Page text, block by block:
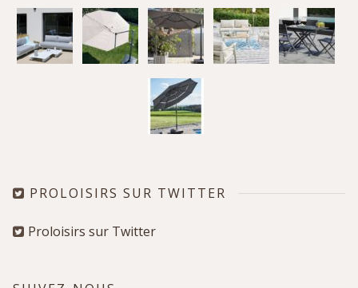
PROLOISIRS SUR TWITTER
Proloisirs sur Twitter